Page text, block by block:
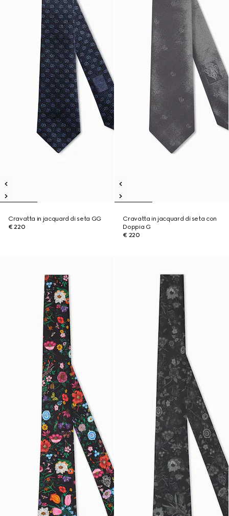
Cravatta in jacquard di seta GG
€ 220
Cravatta in jacquard di seta con
Doppia G
€ 220